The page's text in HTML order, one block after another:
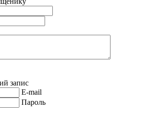
запис
E-mail
Пароль